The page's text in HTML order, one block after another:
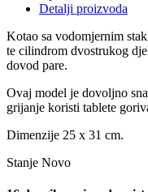
Detalji proizvoda
Kotao sa vodomjernim
te cilindrom dvostrukog
dovod pare.
Ovaj model je dovoljno
grijanje koristi tablete
Dimenzije 25 x 31 cm.
Stanje Novo